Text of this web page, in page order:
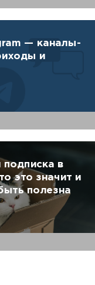
— каналы-
и
в
это значит и
полезна